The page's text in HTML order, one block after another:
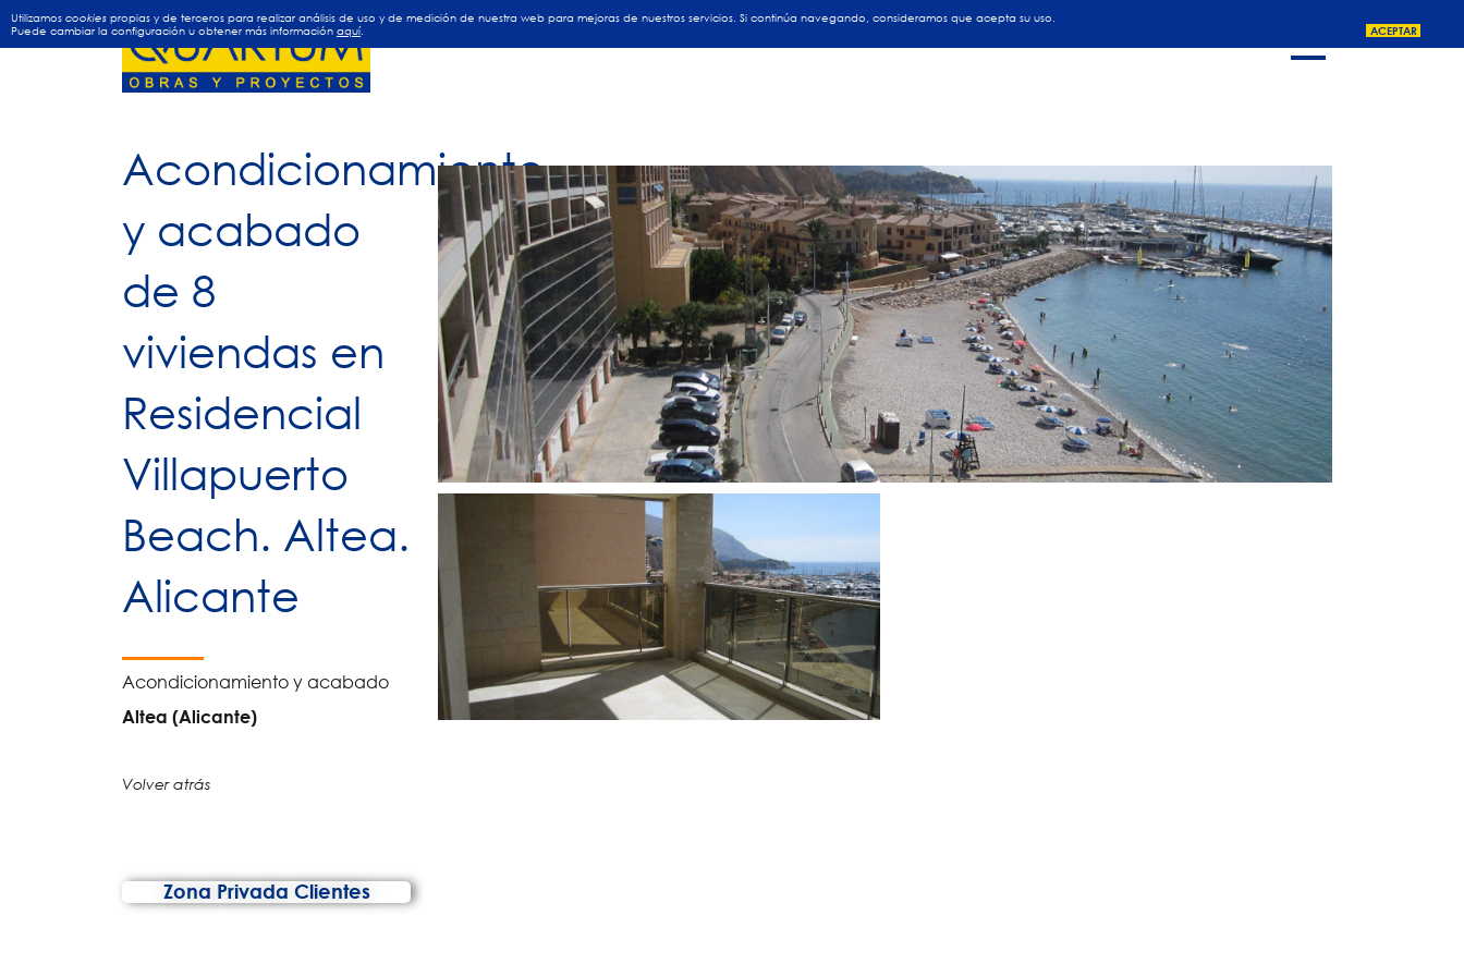
Utilizamos cookies propias y de terceros para realizar análisis de uso y de medición de nuestra web para mejoras de nuestros servicios. Si continúa navegando, consideramos que acepta su uso.
Puede cambiar la configuración u obtener más información aquí ACEPTAR
INICIO EMPRESA OBRAS PROMOCIONES
Acondicionamiento
y acabado
de 8
viviendas en
Residencial
Villapuerto
Beach. Altea.
Alicante
Acondicionamiento y acabado
Altea (Alicante)
Volver atrás
Zona Privada Clientes